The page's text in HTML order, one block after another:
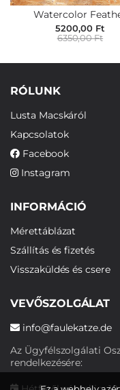
Watercolor
5200,00 Ft
6350,00 Ft
RÓLUNK
Lusta Macskáról
Kapcsolatok
Facebook
Instagram
INFORMÁCIÓ
Mérettáblázat
Szállítás és fizetés
Visszaküldés és csere
VEVŐSZOLGÁLAT
info@faulekatze.de
Az Ügyfélszolgálati
rendelkezésére: